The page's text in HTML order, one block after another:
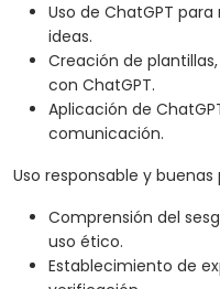
Uso de ChatGPT
ideas.
Creación de
con ChatGPT.
Aplicación de
comunicación.
Uso responsable y
Comprensión del
uso ético.
Establecimiento de